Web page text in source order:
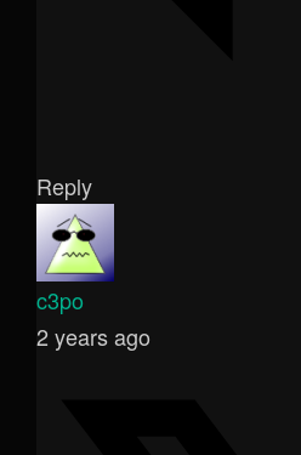
Reply
c3po
2 years ago